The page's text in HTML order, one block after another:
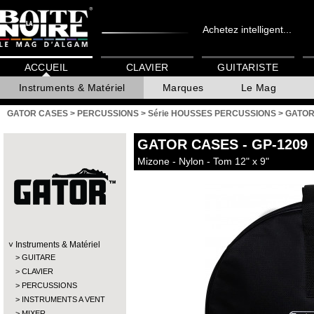
Achetez intelligent...
ACCUEIL
Instruments & Matériel
Marques Le Mag
CLAVIER GUITARISTE
GATOR CASES > PERCUSSIONS > Série HOUSSES PERCUSSIONS >
Instruments & Matériel
GUITARE
CLAVIER
PERCUSSIONS
INSTRUMENTS A VENT
GATOR CASES - GP-1209
Mizone - Nylon - Tom 12" x 9"